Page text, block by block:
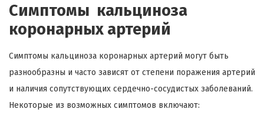
Симптомы кальциноза
коронарных артерий
Симптомы кальциноза коронарных артерий могут быть
разнообразны и часто зависят от степени поражения артерий
и наличия сопутствующих сердечно-сосудистых заболеваний.
Некоторые из возможных симптомов включают: